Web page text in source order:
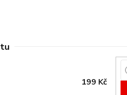
199 Kč